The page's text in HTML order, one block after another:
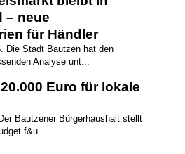
– neue
für Händler
Die Stadt Bautzen hat den
Analyse unt...
Euro für lokale
Bautzener Bürgerhaushalt stellt
f&u...